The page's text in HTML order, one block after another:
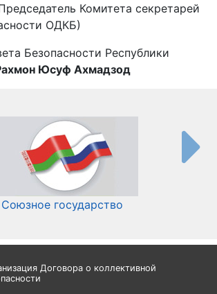
Комитета секретарей
ОДКБ)
Безопасности Республики
Юсуф Ахмадзод
Союзное государство
Договора о коллективной